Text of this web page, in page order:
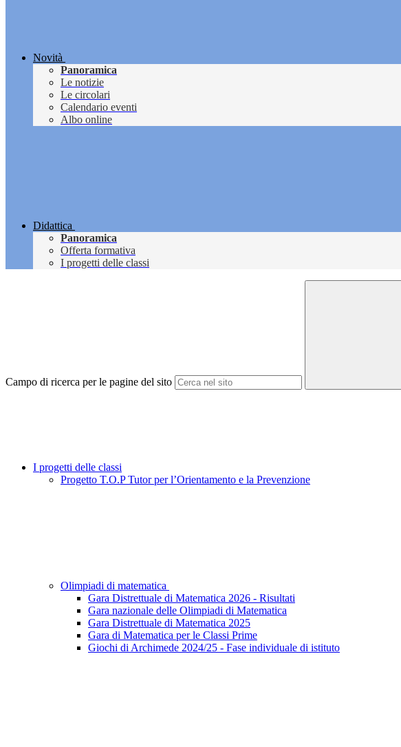
Novità
Panoramica
Le notizie
Le circolari
Calendario eventi
Albo online
Didattica
Panoramica
Offerta formativa
I progetti delle classi
Campo di ricerca per le pagine del sito
I progetti delle classi
Progetto T.O.P Tutor per l’Orientamento e la Prevenzione
Olimpiadi di matematica
Gara Distrettuale di Matematica 2026 - Risultati
Gara nazionale delle Olimpiadi di Matematica
Gara Distrettuale di Matematica 2025
Gara di Matematica per le Classi Prime
Giochi di Archimede 2024/25 - Fase individuale di istituto